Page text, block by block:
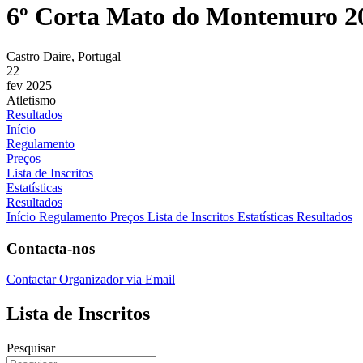
6º Corta Mato do Montemuro
Castro Daire, Portugal
22
fev 2025
Atletismo
Resultados
Início
Regulamento
Preços
Lista de Inscritos
Estatísticas
Resultados
Início Regulamento Preços Lista de Inscritos Estatísticas Resultados
Contacta-nos
Contactar Organizador via Email
Lista de Inscritos
Pesquisar